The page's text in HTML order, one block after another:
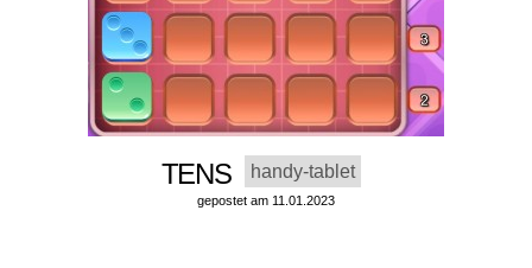
TENS handy-tablet
gepostet am 11.01.2023